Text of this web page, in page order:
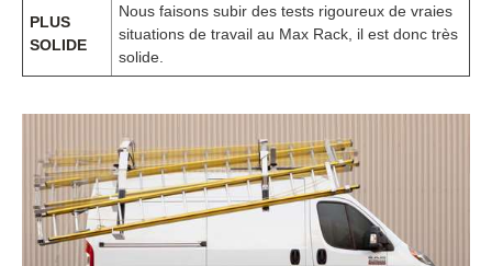
PLUS
SOLIDE
Nous faisons subir des tests rigoureux de vraies
situations de travail au Max Rack, il est donc très
solide.